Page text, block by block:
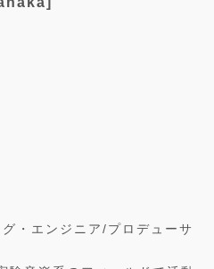
・エンジニア/プロデューサ